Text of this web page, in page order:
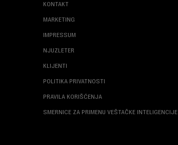
KONTAKT
MARKETING
IMPRESSUM
NJUZLETER
KLIJENTI
POLITIKA PRIVATNOSTI
PRAVILA KORIŠĆENJA
SMERNICE ZA PRIMENU VEŠTAČKE INTELIGENCIJE